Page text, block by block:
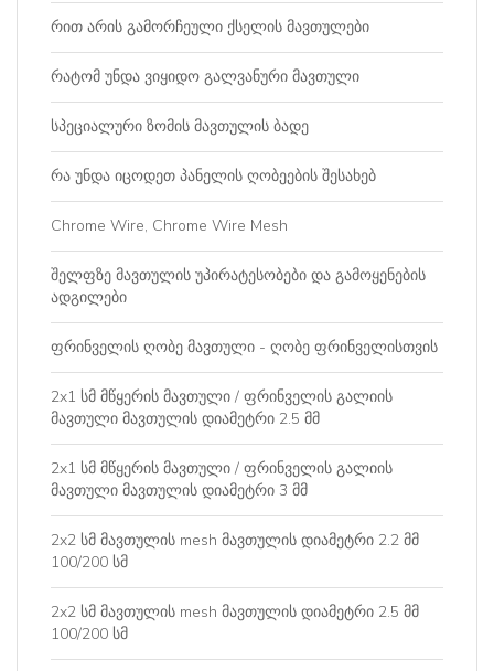
რით არის გამორჩეული ქსელის მავთულები
რატომ უნდა ვიყიდო გალვანური მავთული
სპეციალური ზომის მავთულის ბადე
რა უნდა იცოდეთ პანელის ღობეების შესახებ
Chrome Wire, Chrome Wire Mesh
შელფზე მავთულის უპირატესობები და გამოყენების
ადგილები
ფრინველის ღობე მავთული - ღობე ფრინველისთვის
2x1 სმ მწყერის მავთული / ფრინველის გალიის
მავთული მავთულის დიამეტრი 2.5 მმ
2x1 სმ მწყერის მავთული / ფრინველის გალიის
მავთული მავთულის დიამეტრი 3 მმ
2x2 სმ მავთულის mesh მავთულის დიამეტრი 2.2 მმ
100/200 სმ
2x2 სმ მავთულის mesh მავთულის დიამეტრი 2.5 მმ
100/200 სმ